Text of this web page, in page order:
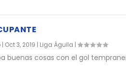
| Oct 3, 2019 | Liga Águila |
buenas cosas con el gol